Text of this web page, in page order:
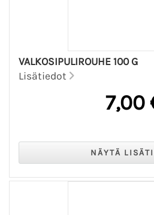
VALKOSIPULIROUHE 100 G
Lisätiedot
7,00